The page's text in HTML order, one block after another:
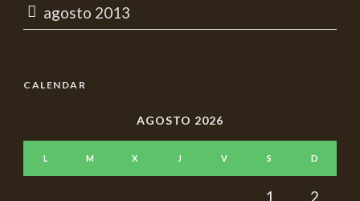
agosto 2013
CALENDAR
AGOSTO 2026
L M X J V S D
1 2